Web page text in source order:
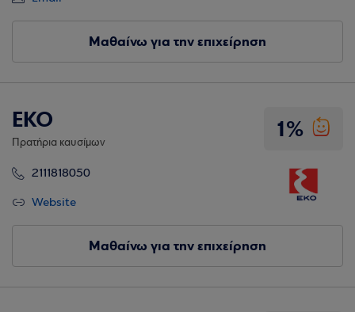
Μαθαίνω για την επιχείρηση
1%
EKO
Πρατήρια καυσίμων
2111818050
Website
Μαθαίνω για την επιχείρηση